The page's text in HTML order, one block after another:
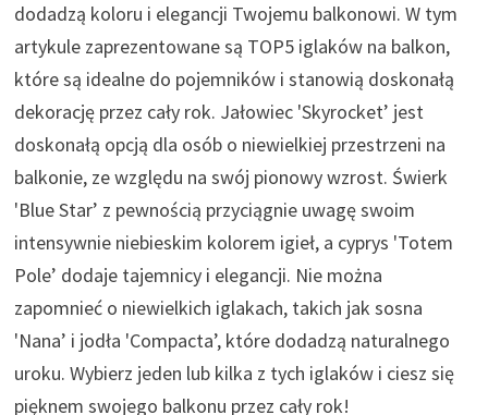
dodadzą koloru i elegancji Twojemu balkonowi. W tym
artykule zaprezentowane są TOP5 iglaków na balkon,
które są idealne do pojemników i stanowią doskonałą
dekorację przez cały rok. Jałowiec 'Skyrocket’ jest
doskonałą opcją dla osób o niewielkiej przestrzeni na
balkonie, ze względu na swój pionowy wzrost. Świerk
'Blue Star’ z pewnością przyciągnie uwagę swoim
intensywnie niebieskim kolorem igieł, a cyprys 'Totem
Pole’ dodaje tajemnicy i elegancji. Nie można
zapomnieć o niewielkich iglakach, takich jak sosna
'Nana’ i jodła 'Compacta’, które dodadzą naturalnego
uroku. Wybierz jeden lub kilka z tych iglaków i ciesz się
pięknem swojego balkonu przez cały rok!